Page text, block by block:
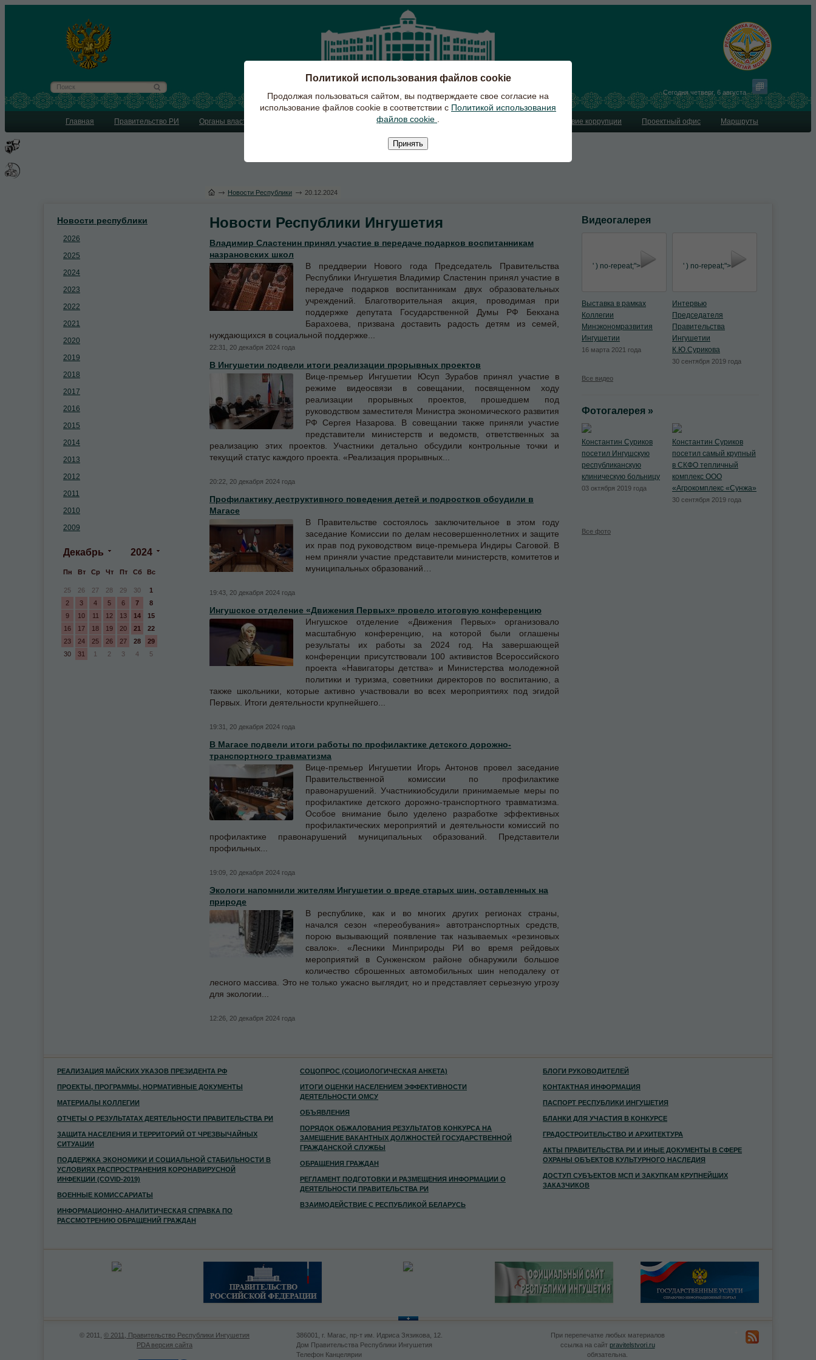
ПРАВИТЕЛЬСТВО РЕСПУБЛИКИ ИНГУШЕТИЯ
Сегоднячетверг, 6 августа
Главная Правительство РИ Органы власти Документы Проекты, программы Противодействие коррупции Проектный офис Маршруты
Новости Республики 20.12.2024
Новости республики
2026
2025
2024
2023
2022
2021
2020
2019
2018
2017
2016
2015
2014
2013
2012
2011
2010
2009
Декабрь 2024
Пн Вт Ср Чт Пт Сб Вс
25 26 27 28 29 30
1
2
3 4 5 6 7
8
9
10 11 12 13 14
15
16
17 18 19 20 21
22
23
24 25 26 27 28
29
30
31 1 2 3 4 5
Новости Республики Ингушетия
Владимир Сластенин принял участие в передаче подарков воспитанникам
назрановских школ
В преддверии Нового года Председатель Правительства
Республики Ингушетия Владимир Сластенин принял участие в
передаче подарков воспитанникам двух образовательных
учреждений. Благотворительная акция, проводимая при
поддержке депутата Государственной Думы РФ Бекхана
Барахоева, призвана доставить радость детям из семей,
нуждающихся в социальной поддержке...
22:31, 20 декабря 2024 года
В Ингушетии подвели итоги реализации прорывных проектов
Вице-премьер Ингушетии Юсуп Зурабов принял участие в
режиме видеосвязи в совещании, посвященном ходу
реализации прорывных проектов, прошедшем под
руководством заместителя Министра экономического развития
РФ Сергея Назарова.
В совещании также приняли участие
представители министерств и ведомств, ответственных за
реализацию этих проектов. Участники детально обсудили контрольные точки и
текущий статус каждого проекта. «Реализация прорывных...
20:22, 20 декабря 2024 года
Профилактику деструктивного поведения детей и подростков обсудили в
Магасе
В Правительстве состоялось заключительное в этом году
заседание Комиссии по делам несовершеннолетних и защите
их прав под руководством вице-премьера Индиры Саговой. В
нем приняли участие представители министерств, комитетов и
муниципальных образований…
19:43, 20 декабря 2024 года
Ингушское отделение «Движения Первых» провело итоговую конференцию
Ингушское отделение «Движения Первых» организовало
масштабную конференцию, на которой были оглашены
результаты их работы за 2024 год. На завершающей
конференции присутствовали 100 активистов Всероссийского
проекта «Навигаторы детства» и Министерства молодежной
политики и туризма, советники директоров по воспитанию, а
также школьники, которые активно участвовали во всех мероприятиях под эгидой
Первых. Итоги деятельности крупнейшего...
19:31, 20 декабря 2024 года
В Магасе подвели итоги работы по профилактике детского дорожно-
транспортного травматизма
Вице-премьер Ингушетии Игорь Антонов провел заседание
Правительственной комиссии по профилактике
правонарушений. Участникиобсудили принимаемые меры по
профилактике детского дорожно-транспортного травматизма.
Особое внимание было уделено разработке эффективных
профилактических мероприятий и деятельности комиссий по
профилактике правонарушений муниципальных образований. Представители
профильных...
19:09, 20 декабря 2024 года
Экологи напомнили жителям Ингушетии о вреде старых шин, оставленных на
природе
В республике, как и во многих других регионах страны,
начался сезон «переобувания» автотранспортных средств,
порою вызывающий появление так называемых «резиновых
свалок». «Лесники Минприроды РИ во время рейдовых
мероприятий в Сунженском районе обнаружили большое
количество сброшенных автомобильных шин неподалеку от
лесного массива. Это не только ужасно выглядит, но и представляет серьезную угрозу
для экологии...
12:26, 20 декабря 2024 года
Видеогалерея
' ) no-repeat;">
Выставка в рамках
Коллегии
Минэкономразвития
Ингушетии
16 марта 2021 года
' ) no-repeat;">
Интервью
Председателя
Правительства
Ингушетии
К.Ю.Сурикова
30 сентября 2019 года
Все видео
Фотогалерея »
Константин Суриков
посетил Ингушскую
республиканскую
клиническую больницу
03 октября 2019 года
Константин Суриков
посетил самый крупный
в СКФО тепличный
комплекс ООО
«Агрокомплекс «Сунжа»
30 сентября 2019 года
Все фото
РЕАЛИЗАЦИЯ МАЙСКИХ УКАЗОВ ПРЕЗИДЕНТА РФ
ПРОЕКТЫ, ПРОГРАММЫ, НОРМАТИВНЫЕ ДОКУМЕНТЫ
МАТЕРИАЛЫ КОЛЛЕГИИ
ОТЧЕТЫ О РЕЗУЛЬТАТАХ ДЕЯТЕЛЬНОСТИ ПРАВИТЕЛЬСТВА РИ
ЗАЩИТА НАСЕЛЕНИЯ И ТЕРРИТОРИЙ ОТ ЧРЕЗВЫЧАЙНЫХ
СИТУАЦИИ
ПОДДЕРЖКА ЭКОНОМИКИ И СОЦИАЛЬНОЙ СТАБИЛЬНОСТИ В
УСЛОВИЯХ РАСПРОСТРАНЕНИЯ КОРОНАВИРУСНОЙ
ИНФЕКЦИИ (COVID-2019)
ВОЕННЫЕ КОМИССАРИАТЫ
ИНФОРМАЦИОННО-АНАЛИТИЧЕСКАЯ СПРАВКА ПО
РАССМОТРЕНИЮ ОБРАЩЕНИЙ ГРАЖДАН
СОЦОПРОС (СОЦИОЛОГИЧЕСКАЯ АНКЕТА)
ИТОГИ ОЦЕНКИ НАСЕЛЕНИЕМ ЭФФЕКТИВНОСТИ
ДЕЯТЕЛЬНОСТИ ОМСУ
ОБЪЯВЛЕНИЯ
ПОРЯДОК ОБЖАЛОВАНИЯ РЕЗУЛЬТАТОВ КОНКУРСА НА
ЗАМЕЩЕНИЕ ВАКАНТНЫХ ДОЛЖНОСТЕЙ ГОСУДАРСТВЕННОЙ
ГРАЖДАНСКОЙ СЛУЖБЫ
ОБРАЩЕНИЯ ГРАЖДАН
РЕГЛАМЕНТ ПОДГОТОВКИ И РАЗМЕЩЕНИЯ ИНФОРМАЦИИ О
ДЕЯТЕЛЬНОСТИ ПРАВИТЕЛЬСТВА РИ
ВЗАИМОДЕЙСТВИЕ С РЕСПУБЛИКОЙ БЕЛАРУСЬ
БЛОГИ РУКОВОДИТЕЛЕЙ
КОНТАКТНАЯ ИНФОРМАЦИЯ
ПАСПОРТ РЕСПУБЛИКИ ИНГУШЕТИЯ
БЛАНКИ ДЛЯ УЧАСТИЯ В КОНКУРСЕ
ГРАДОСТРОИТЕЛЬСТВО И АРХИТЕКТУРА
АКТЫ ПРАВИТЕЛЬСТВА РИ И ИНЫЕ ДОКУМЕНТЫ В СФЕРЕ
ОХРАНЫ ОБЪЕКТОВ КУЛЬТУРНОГО НАСЛЕДИЯ
ДОСТУП СУБЪЕКТОВ МСП И ЗАКУПКАМ КРУПНЕЙШИХ
ЗАКАЗЧИКОВ
Политикой использования файлов cookie
Продолжая пользоваться сайтом, вы подтверждаете свое согласие на
использование файлов cookie в соответствии с Политикой использования
файлов cookie
Принять
© 2011, © 2011, Правительство Республики Ингушетия
PDA версия сайта
386001, г. Магас, пр-т им. Идриса Зязикова, 12.
Дом Правительства Республики Ингушетия
Телефон Канцелярии
При перепечатке любых материалов
ссылка на сайт pravitelstvori.ru
обязательна.